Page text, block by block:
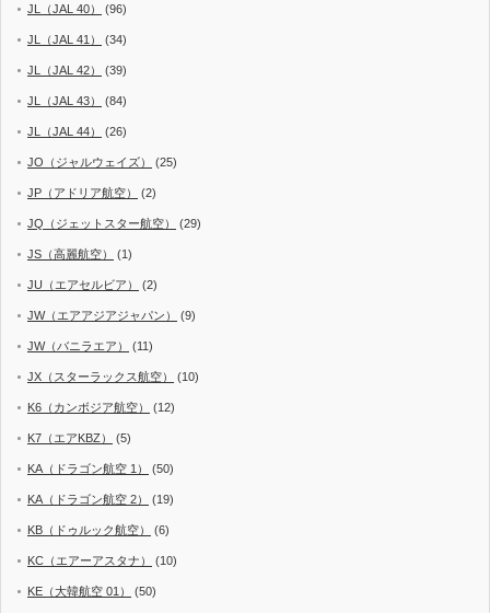
JL（JAL 40） (96)
JL（JAL 41） (34)
JL（JAL 42） (39)
JL（JAL 43） (84)
JL（JAL 44） (26)
JO（ジャルウェイズ） (25)
JP（アドリア航空） (2)
JQ（ジェットスター航空） (29)
JS（高麗航空） (1)
JU（エアセルビア） (2)
JW（エアアジアジャパン） (9)
JW（バニラエア） (11)
JX（スターラックス航空） (10)
K6（カンボジア航空） (12)
K7（エアKBZ） (5)
KA（ドラゴン航空 1） (50)
KA（ドラゴン航空 2） (19)
KB（ドゥルック航空） (6)
KC（エアーアスタナ） (10)
KE（大韓航空 01） (50)